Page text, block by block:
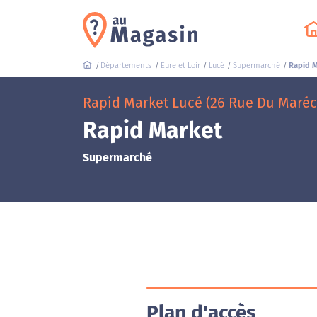
Départements Eure et Loir Lucé Supermarché Rapid
Rapid Market Lucé (26 Rue Du
Rapid Market
Supermarché